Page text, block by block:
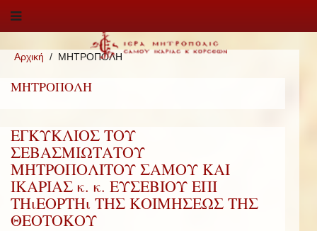
Αρχική ΜΗΤΡΟΠΟΛΗ
ΜΗΤΡΟΠΟΛΗ
ΕΓΚΥΚΛΙΟΣ ΤΟΥ
ΣΕΒΑΣΜΙΩΤΑΤΟΥ
ΜΗΤΡΟΠΟΛΙΤΟΥ ΣΑΜΟΥ ΚΑΙ
ΙΚΑΡΙΑΣ κ. κ. ΕΥΣΕΒΙΟΥ ΕΠΙ
ΤΗιΕΟΡΤΗι ΤΗΣ ΚΟΙΜΗΣΕΩΣ ΤΗΣ
ΘΕΟΤΟΚΟΥ